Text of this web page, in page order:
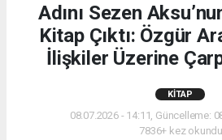
Adını Sezen
Kitap Çıktı: Özgür
İlişkiler Üzerine
KITAP
08.07.2026 - 14:11, Güncelleme:
7836+ kez okundu.